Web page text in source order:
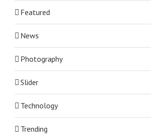
Featured
News
Photography
Slider
Technology
Trending